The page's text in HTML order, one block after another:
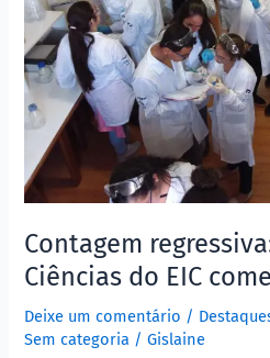
Contagem
Ciências do EIC
Deixe um comentário /
Sem categoria /Gislaine
Ciências
do
EIC
começa
esta
semana